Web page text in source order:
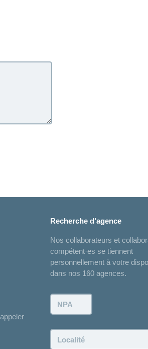
Recherche d’agence
Nos collaborateurs et
compétent·es se tiennent
personnellement à votre
dans nos 160 agences.
NPA:
Localité: